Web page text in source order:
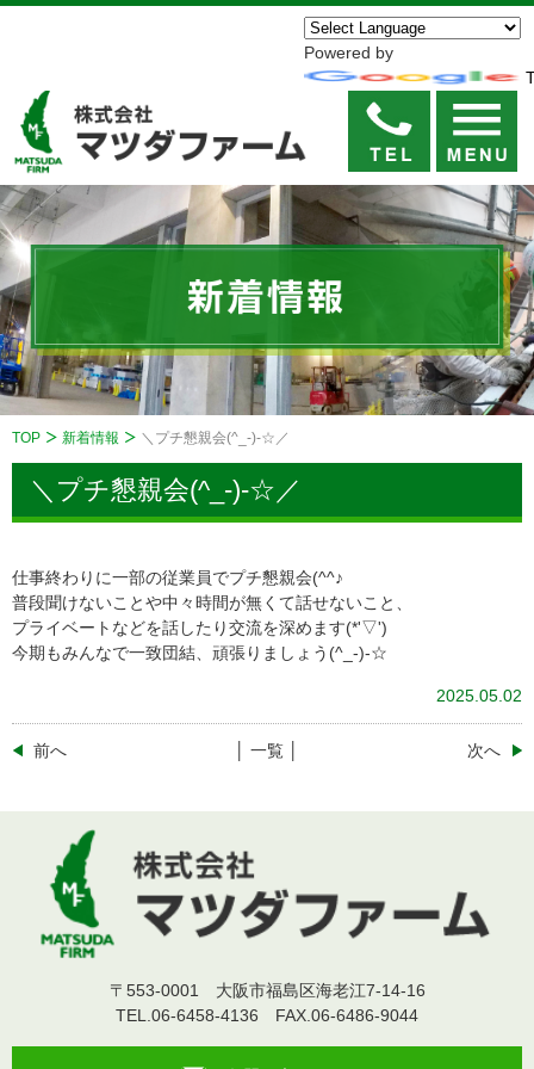
Powered by
TOP 新着情報 ＼プチ懇親会(^_-)-☆／
＼プチ懇親会(^_-)-☆／
仕事終わりに一部の従業員でプチ懇親会(^^♪
普段聞けないことや中々時間が無くて話せないこと、
プライベートなどを話したり交流を深めます(*'▽')
今期もみんなで一致団結、頑張りましょう(^_-)-☆
2025.05.02
前へ 次へ
│ 一覧 │
〒553-0001 大阪市福島区海老江7-14-16
TEL.06-6458-4136 FAX.06-6486-9044